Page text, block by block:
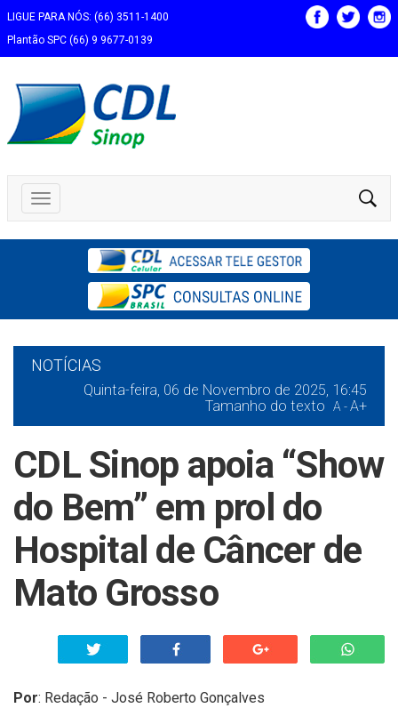
LIGUE PARA NÓS: (66) 3511-1400
Plantão SPC (66) 9 9677-0139
NOTÍCIAS
Quinta-feira, 06 de Novembro de 2025, 16:45
Tamanho do texto
A -A+
CDL Sinop apoia “Show
do Bem” em prol do
Hospital de Câncer de
Mato Grosso
Por: Redação - José Roberto Gonçalves